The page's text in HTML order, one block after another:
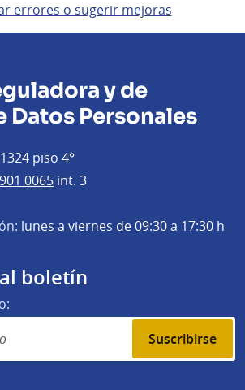
errores o sugerir mejoras
y de
Datos Personales
piso 4°
0065 int. 3
lunes a viernes de 09:30 a 17:30 h
boletín
Suscribirse